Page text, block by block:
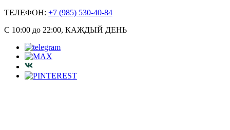
ТЕЛЕФОН: +7 (985) 530-40-84
С 10:00 до 22:00, КАЖДЫЙ ДЕНЬ